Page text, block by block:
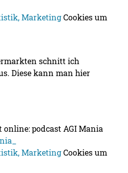
MarketingCookies um
schnitt ich
Diese kann man hier
podcast AGI Mania
MarketingCookies um